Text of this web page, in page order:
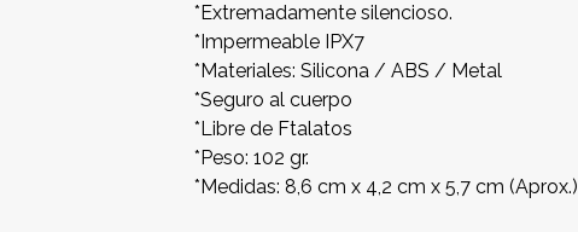
*Extremadamente silencioso.
*Impermeable IPX7
*Materiales: Silicona / ABS / Metal
*Seguro al cuerpo
*Libre de Ftalatos
*Peso: 102 gr.
*Medidas: 8,6 cm x 4,2 cm x 5,7 cm (Aprox.)